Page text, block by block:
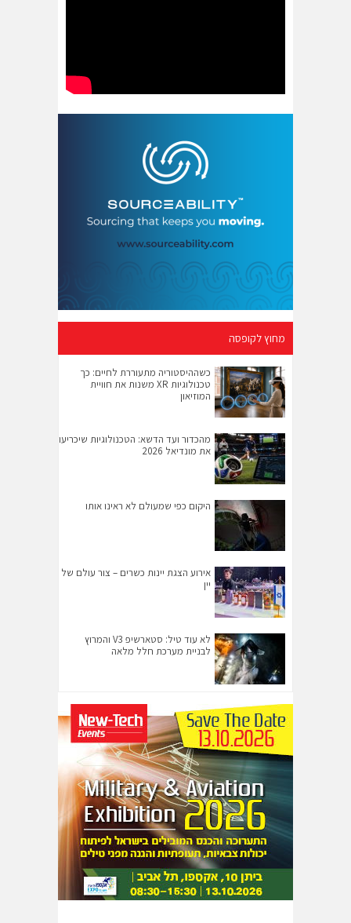
מחוץ לקופסה
כשההיסטוריה מתעוררת לחיים: כך
טכנולוגיות XR משנות את חוויית
המוזיאון
מהכדור ועד הדשא: הטכנולוגיות שיכריעו
את מונדיאל 2026
היקום כפי שמעולם לא ראינו אותו
אירוע הצגת יינות כשרים – צור עולם של
יין
לא עוד טיל: סטארשיפ V3 והמרוץ
לבניית מערכת חלל מלאה